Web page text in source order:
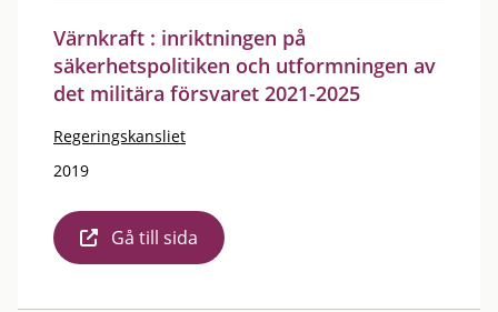
Värnkraft : inriktningen på
säkerhetspolitiken och utformningen av
det militära försvaret 2021-2025
Regeringskansliet
2019
Gå till sida